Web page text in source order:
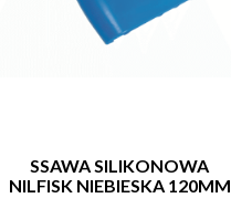
SSAWA SILIKONOWA
NILFISK NIEBIESKA 120MM